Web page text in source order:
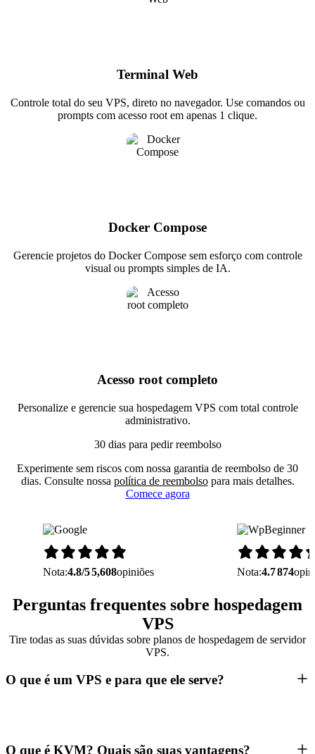
Terminal Web
Controle total do seu VPS, direto no navegador. Use comandos ou
prompts com acesso root em apenas 1 clique.
Docker Compose
Gerencie projetos do Docker Compose sem esforço com controle
visual ou prompts simples de IA.
Acesso root completo
Personalize e gerencie sua hospedagem VPS com total controle
administrativo.
30 dias para pedir reembolso
Experimente sem riscos com nossa garantia de reembolso de 30
dias. Consulte nossa política de reembolsopara mais detalhes.
Comece agora
Nota:4.8/55,608opiniões Nota:4.7874
Perguntas frequentes sobre hospedagem
VPS
Tire todas as suas dúvidas sobre planos de hospedagem de servidor
VPS.
O que é um VPS e para que ele serve?
O que é KVM? Quais são suas vantagens?